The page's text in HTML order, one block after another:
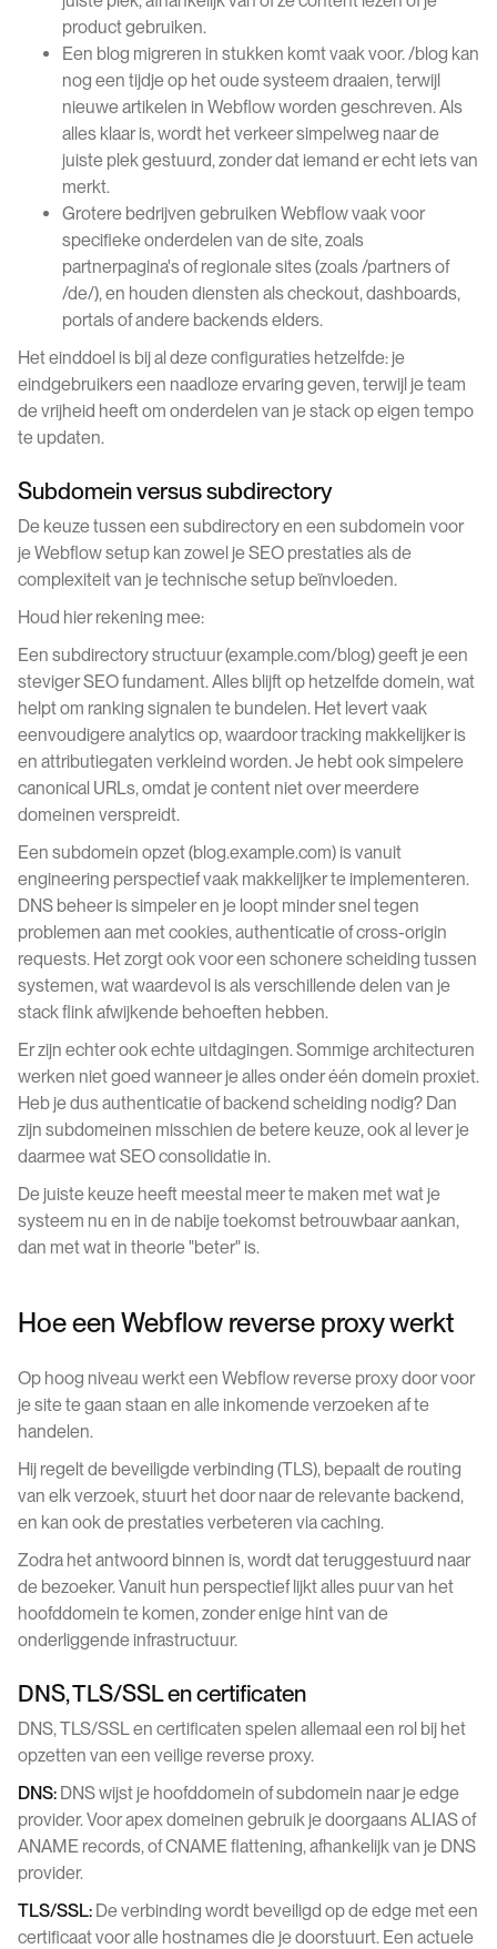
product gebruiken.
Een blog migreren in stukken komt vaak voor. /blog kan
nog een tijdje op het oude systeem draaien, terwijl
nieuwe artikelen in Webflow worden geschreven. Als
alles klaar is, wordt het verkeer simpelweg naar de
juiste plek gestuurd, zonder dat iemand er echt iets van
merkt.
Grotere bedrijven gebruiken Webflow vaak voor
specifieke onderdelen van de site, zoals
partnerpagina's of regionale sites (zoals /partners of
/de/), en houden diensten als checkout, dashboards,
portals of andere backends elders.
Het einddoel is bij al deze configuraties hetzelfde: je
eindgebruikers een naadloze ervaring geven, terwijl je team
de vrijheid heeft om onderdelen van je stack op eigen tempo
te updaten.
Subdomein versus subdirectory
De keuze tussen een subdirectory en een subdomein voor
je Webflow setup kan zowel je SEO prestaties als de
complexiteit van je technische setup beïnvloeden.
Houd hier rekening mee:
Een subdirectory structuur (example.com/blog) geeft je een
steviger SEO fundament. Alles blijft op hetzelfde domein, wat
helpt om ranking signalen te bundelen. Het levert vaak
eenvoudigere analytics op, waardoor tracking makkelijker is
en attributiegaten verkleind worden. Je hebt ook simpelere
canonical URLs, omdat je content niet over meerdere
domeinen verspreidt.
Een subdomein opzet (blog.example.com) is vanuit
engineering perspectief vaak makkelijker te implementeren.
DNS beheer is simpeler en je loopt minder snel tegen
problemen aan met cookies, authenticatie of cross-origin
requests. Het zorgt ook voor een schonere scheiding tussen
systemen, wat waardevol is als verschillende delen van je
stack flink afwijkende behoeften hebben.
Er zijn echter ook echte uitdagingen. Sommige architecturen
werken niet goed wanneer je alles onder één domein proxiet.
Heb je dus authenticatie of backend scheiding nodig? Dan
zijn subdomeinen misschien de betere keuze, ook al lever je
daarmee wat SEO consolidatie in.
De juiste keuze heeft meestal meer te maken met wat je
systeem nu en in de nabije toekomst betrouwbaar aankan,
dan met wat in theorie "beter" is.
Hoe een Webflow reverse proxy werkt
Op hoog niveau werkt een Webflow reverse proxy door voor
je site te gaan staan en alle inkomende verzoeken af te
handelen.
Hij regelt de beveiligde verbinding (TLS), bepaalt de routing
van elk verzoek, stuurt het door naar de relevante backend,
en kan ook de prestaties verbeteren via caching.
Zodra het antwoord binnen is, wordt dat teruggestuurd naar
de bezoeker. Vanuit hun perspectief lijkt alles puur van het
hoofddomein te komen, zonder enige hint van de
onderliggende infrastructuur.
DNS, TLS/SSL en certificaten
DNS, TLS/SSL en certificaten spelen allemaal een rol bij het
opzetten van een veilige reverse proxy.
DNS: DNS wijst je hoofddomein of subdomein naar je edge
provider. Voor apex domeinen gebruik je doorgaans ALIAS of
ANAME records, of CNAME flattening, afhankelijk van je DNS
provider.
TLS/SSL: De verbinding wordt beveiligd op de edge met een
certificaat voor alle hostnames die je doorstuurt. Een actuele